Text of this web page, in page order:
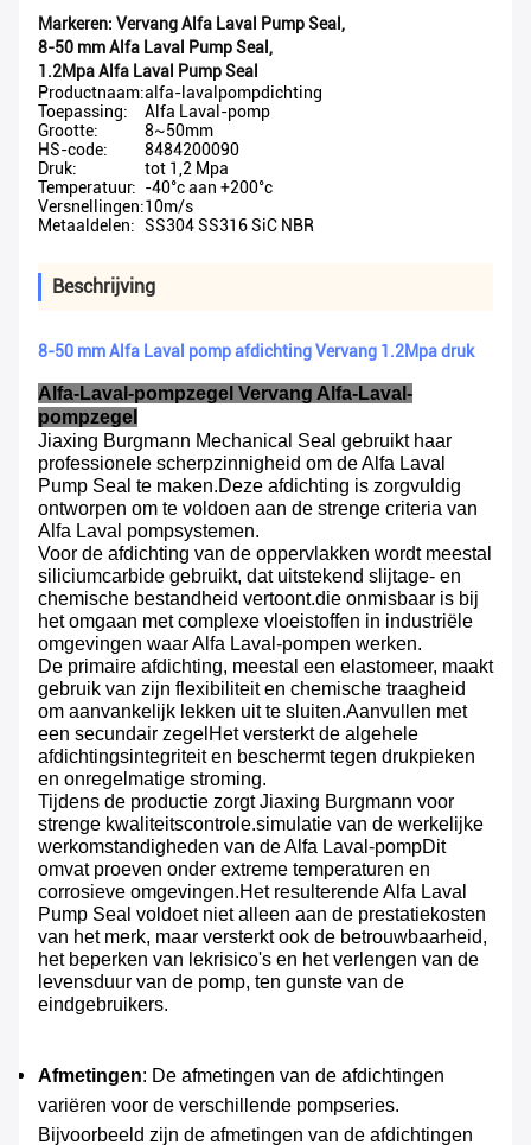
Markeren: Vervang Alfa Laval Pump Seal ,
8-50 mm Alfa Laval Pump Seal ,
1.2Mpa Alfa Laval Pump Seal
Productnaam:alfa-lavalpompdichting
Toepassing:
Alfa Laval-pomp
Grootte:
8~50mm
HS-code:
8484200090
Druk:
tot 1,2 Mpa
Temperatuur: -40°c aan +200°c
Versnellingen:10m/s
Metaaldelen: SS304 SS316 SiC NBR
Beschrijving
8-50 mm Alfa Laval pomp afdichting Vervang 1.2Mpa druk
Alfa-Laval-pompzegel Vervang Alfa-Laval-
pompzegel
Jiaxing Burgmann Mechanical Seal gebruikt haar
professionele scherpzinnigheid om de Alfa Laval
Pump Seal te maken.Deze afdichting is zorgvuldig
ontworpen om te voldoen aan de strenge criteria van
Alfa Laval pompsystemen.
Voor de afdichting van de oppervlakken wordt meestal
siliciumcarbide gebruikt, dat uitstekend slijtage- en
chemische bestandheid vertoont.die onmisbaar is bij
het omgaan met complexe vloeistoffen in industriële
omgevingen waar Alfa Laval-pompen werken.
De primaire afdichting, meestal een elastomeer, maakt
gebruik van zijn flexibiliteit en chemische traagheid
om aanvankelijk lekken uit te sluiten.Aanvullen met
een secundair zegelHet versterkt de algehele
afdichtingsintegriteit en beschermt tegen drukpieken
en onregelmatige stroming.
Tijdens de productie zorgt Jiaxing Burgmann voor
strenge kwaliteitscontrole.simulatie van de werkelijke
werkomstandigheden van de Alfa Laval-pompDit
omvat proeven onder extreme temperaturen en
corrosieve omgevingen.Het resulterende Alfa Laval
Pump Seal voldoet niet alleen aan de prestatiekosten
van het merk, maar versterkt ook de betrouwbaarheid,
het beperken van lekrisico's en het verlengen van de
levensduur van de pomp, ten gunste van de
eindgebruikers.
Afmetingen: De afmetingen van de afdichtingen
variëren voor de verschillende pompseries.
Bijvoorbeeld zijn de afmetingen van de afdichtingen